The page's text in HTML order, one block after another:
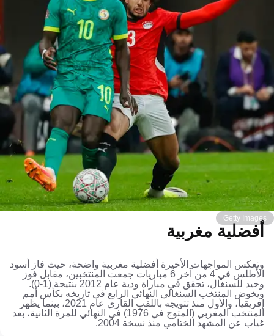
Getty Images
أفضلية مغربية
وتعكس المواجهات الأخيرة أفضلية مغربية واضحة، حيث فاز أسود
الأطلس في 4 من آخر 6 مباريات جمعت المنتخبين، مقابل فوز
وحيد للسنغال، تحقق في مباراة ودية عام 2012 بنتيجة (1-0).
ويخوض المنتخب السنغالي النهائي الرابع في تاريخه بكأس أمم
إفريقيا، والأول منذ تتويجه باللقب القاري عام 2021، بينما يظهر
المنتخب المغربي (المتوج في 1976) في النهائي للمرة الثانية، بعد
غياب عن المشهد الختامي منذ نسخة 2004.